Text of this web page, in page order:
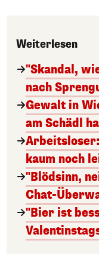
Weiterlesen
"Skandal,
nach
Gewalt in
am Schädl
kaum noch
"Blödsinn,
Chat-
"Bier ist